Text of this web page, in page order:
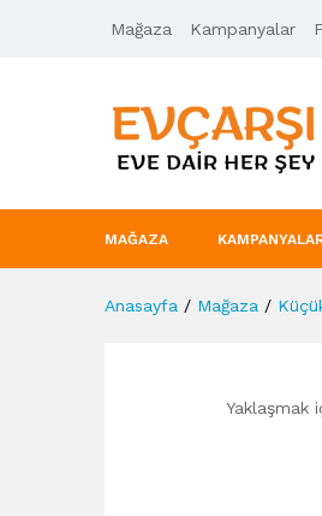
Mağaza Kampanyalar
MAĞAZA
Anasayfa / Mağaza /
Yaklaşmak
Ürün Açıklaması